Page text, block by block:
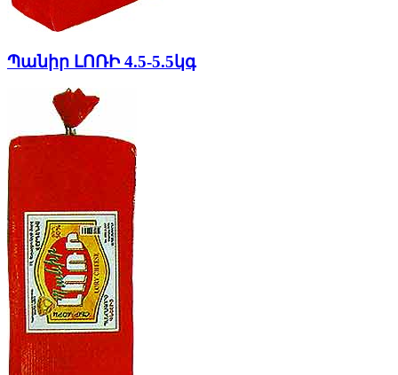
Պանիր ԼՈՌԻ 4.5-5.5կգ